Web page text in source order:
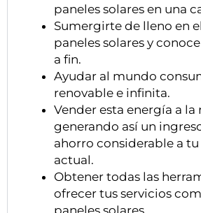
paneles solares en una
Sumergirte de lleno en
paneles solares y
a fin.
Ayudar al mundo
renovable e infinita.
Vender esta energía a la
generando así un
ahorro considerable a
actual.
Obtener todas las
ofrecer tus servicios
paneles solares.